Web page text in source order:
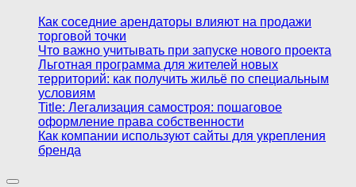
Как соседние арендаторы влияют на продажи
торговой точки
Что важно учитывать при запуске нового проекта
Льготная программа для жителей новых
территорий: как получить жильё по специальным
условиям
Title: Легализация самостроя: пошаговое
оформление права собственности
Как компании используют сайты для укрепления
бренда